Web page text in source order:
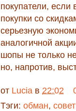
покупатели, если
покупки со
серьезную
аналогичной
шопы не только
но, напротив,
от Lucia в 22:02
Тэги: обман,